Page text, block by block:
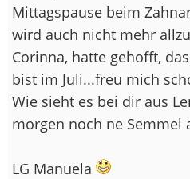
Mittagspause beim
wird auch nicht mehr
Corinna, hatte gehofft,
bist im Juli...freu mich
Wie sieht es bei dir aus
morgen noch ne Semmel
LG Manuela